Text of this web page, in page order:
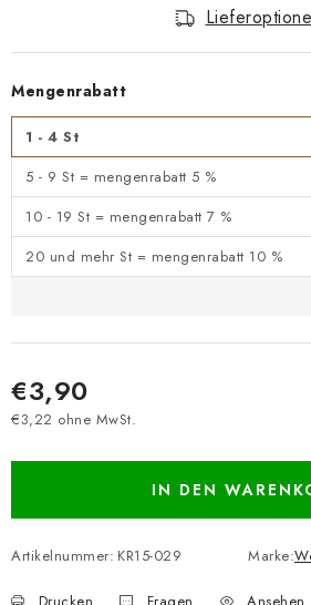
Mengenrabatt
1 - 4 St
5 - 9 St = mengenrabatt 5 %
10 - 19 St = mengenrabatt 7 %
20 und mehr St = mengenrabatt 10 %
€3,90
€3,22 ohne MwSt.
IN DEN
Artikelnummer: KR15-029 Marke: